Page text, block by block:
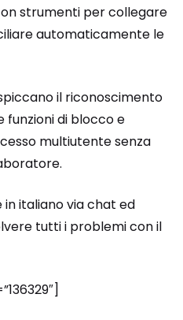
strumenti per collegare
automaticamente le
il riconoscimento
funzioni di blocco e
multiutente senza
italiano via chat ed
tutti i problemi con il